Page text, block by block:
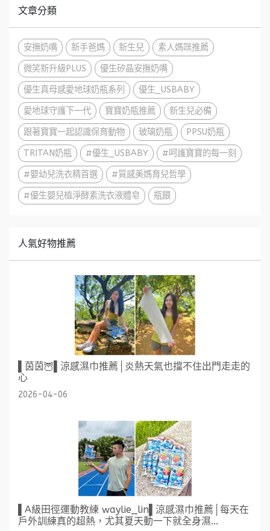
文章分類
安撫奶嘴 新手爸媽 新生兒 素人媽咪推薦
微笑新升級PLUS 優生矽晶安撫奶嘴
優生真母感愛地球奶瓶系列 優生_USBABY
愛地球守護下一代 寶寶奶瓶推薦 新生兒必備
跟著寶寶一起認識保育動物 玻璃奶瓶 PPSU奶瓶
TRITAN奶瓶 #優生_USBABY #呵護寶寶的每一刻
#嬰幼兒洗衣精首選 #質感美媽育兒哲學
#優生嬰兒植淨酵素洗衣液體皂 瓶餵
人氣好物推薦
▌茵茵🦉▌涼感濕巾推薦│炎熱天氣也擋不住出門走走的
心
2026-04-06
▌A級田徑運動教練 waylie_lin▌涼感濕巾推薦│每天在
戶外訓練真的超熱，尤其夏天動一下就全身濕...